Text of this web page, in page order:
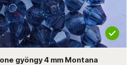
gyöngy 4 mm Montana